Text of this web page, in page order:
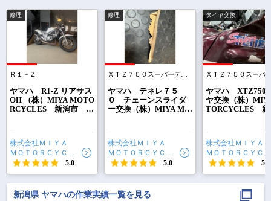
修理
Ｒ１－Ｚ
ヤマハ R1-Z リアサス
OH （株）MIYA MOTO
RCYCLES 新潟市 北
株式会社ＭＩＹＡ
ＭＯＴＯＲＣＹＣＬ
ＥＳ
5.0
修理
ヤマハ テネレ７５
０ チェーンスライダ
ー交換（株）MIYA MO
株式会社ＭＩＹＡ
ＭＯＴＯＲＣＹＣＬ
ＥＳ
5.0
タイヤ交換
ヤマハ XTZ750
ヤ交換（株）
TORCYCLES 新
株式会社ＭＩＹＡ
ＭＯＴＯＲＣＹＣＬ
ＥＳ
5.0
新潟県 ヤマハの作業実績一覧を見る
で相場をチェック！
車種選択するだけ、かんたん相場検索
まずはメーカーを選択する
車種